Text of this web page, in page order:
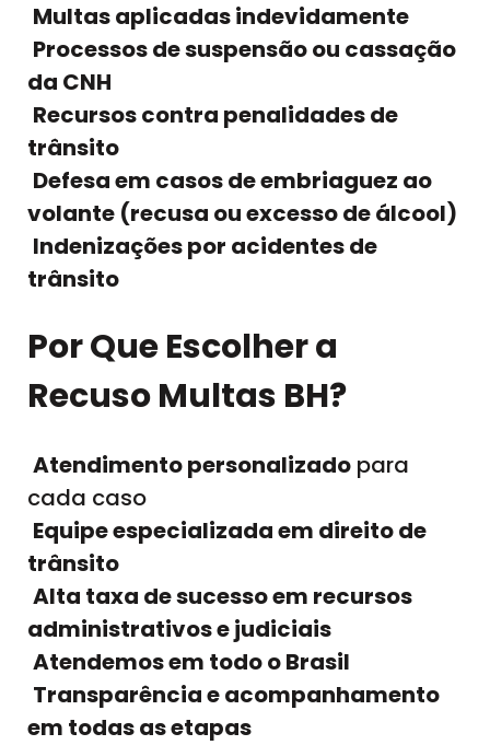
Multas aplicadas indevidamente
Processos de suspensão ou cassação
da CNH
Recursos contra penalidades de
trânsito
Defesa em casos de embriaguez ao
volante (recusa ou excesso de álcool)
Indenizações por acidentes de
trânsito
Por Que Escolher a
Recuso Multas BH?
Atendimento personalizado para
cada caso
Equipe especializada em direito de
trânsito
Alta taxa de sucesso em recursos
administrativos e judiciais
Atendemos em todo o Brasil
Transparência e acompanhamento
em todas as etapas